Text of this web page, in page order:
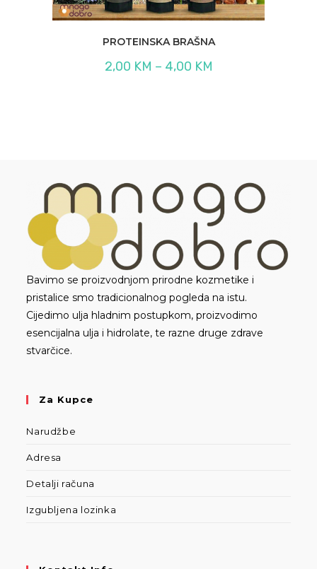
PROTEINSKA BRAŠNA
2,00 KM – 4,00 KM
Bavimo se proizvodnjom prirodne kozmetike i
pristalice smo tradicionalnog pogleda na istu.
Cijedimo ulja hladnim postupkom, proizvodimo
esencijalna ulja i hidrolate, te razne druge zdrave
stvarčice.
Za Kupce
Narudžbe
Adresa
Detalji računa
Izgubljena lozinka